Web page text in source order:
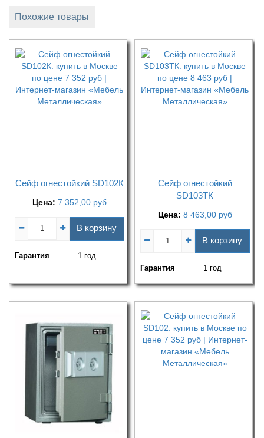
Похожие товары
Сейф огнестойкий SD102К
Цена: 7 352,00 руб
В корзину
Гарантия 1 год
Сейф огнестойкий
SD103ТК
Цена: 8 463,00 руб
В корзину
Гарантия 1 год